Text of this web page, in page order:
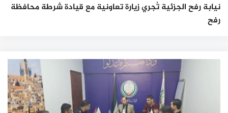
نيابة رفح الجزئية تُجري زيارة تعاونية مع قيادة شرطة محافظة
رفح